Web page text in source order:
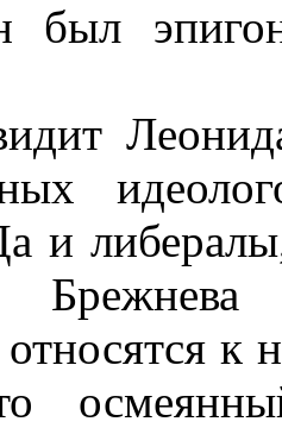
был
и
относятся